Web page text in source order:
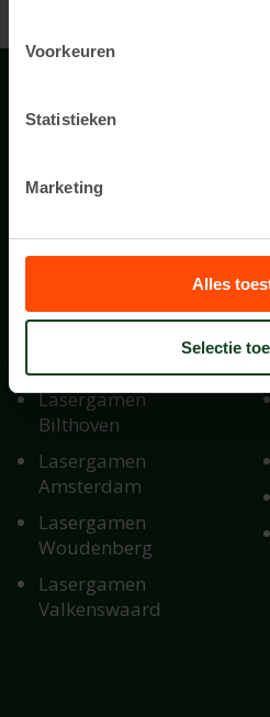
Voorkeuren
Statistieken
Marketing
Alles
Selectie
0900-1234682
info@123gotcha.nl
LOCATIES IN HEEL NEDERLAND
Lasergamen
Bilthoven
Lasergamen
Amsterdam
Lasergamen
Woudenberg
Lasergamen
Valkenswaard